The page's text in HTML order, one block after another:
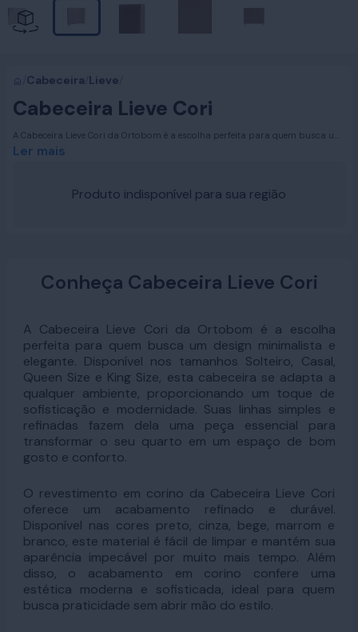
Cabeceira Lieve
Cabeceira Lieve Cori
A Cabeceira Lieve Cori da Ortobom é a escolha perfeita para quem busca um
design minimalista e elegante. Disponível nos tamanhos Solteiro, Casal, Queen
quarto em um espaço de bom gosto e conforto.
Ler mais
Produto indisponível para sua região
Conheça Cabeceira Lieve Cori
A Cabeceira Lieve Cori da Ortobom é a escolha
perfeita para quem busca um design minimalista e
elegante. Disponível nos tamanhos Solteiro, Casal,
Queen Size e King Size, esta cabeceira se adapta a
qualquer ambiente, proporcionando um toque de
sofisticação e modernidade. Suas linhas simples e
refinadas fazem dela uma peça essencial para
transformar o seu quarto em um espaço de bom
gosto e conforto.
O revestimento em corino da Cabeceira Lieve Cori
oferece um acabamento refinado e durável.
Disponível nas cores preto, cinza, bege, marrom e
branco, este material é fácil de limpar e mantém sua
aparência impecável por muito mais tempo. Além
disso, o acabamento em corino confere uma
estética moderna e sofisticada, ideal para quem
busca praticidade sem abrir mão do estilo.